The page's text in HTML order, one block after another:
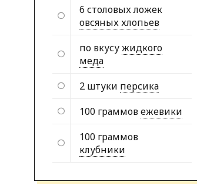
6 столовых ложек
овсяных хлопьев
по вкусужидкого
меда
2 штуки персика
100 граммовежевики
100 граммов
клубники